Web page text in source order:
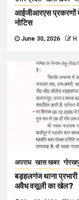
आईजीआरएस प्रकरणों में
नोटिस
June 30, 2026 H
अपराध खास खबर
बड़हलगंज थाना
अवैध वसूली का खेल?